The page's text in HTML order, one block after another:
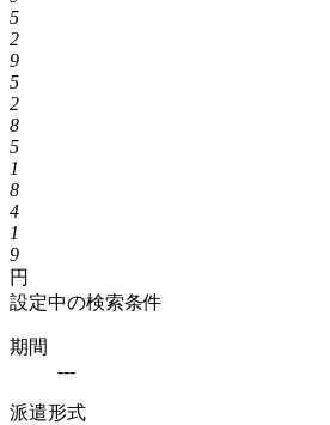
5
2
9
5
2
8
5
1
8
4
1
9
円
設定中の検索条件
期間
---
派遣形式